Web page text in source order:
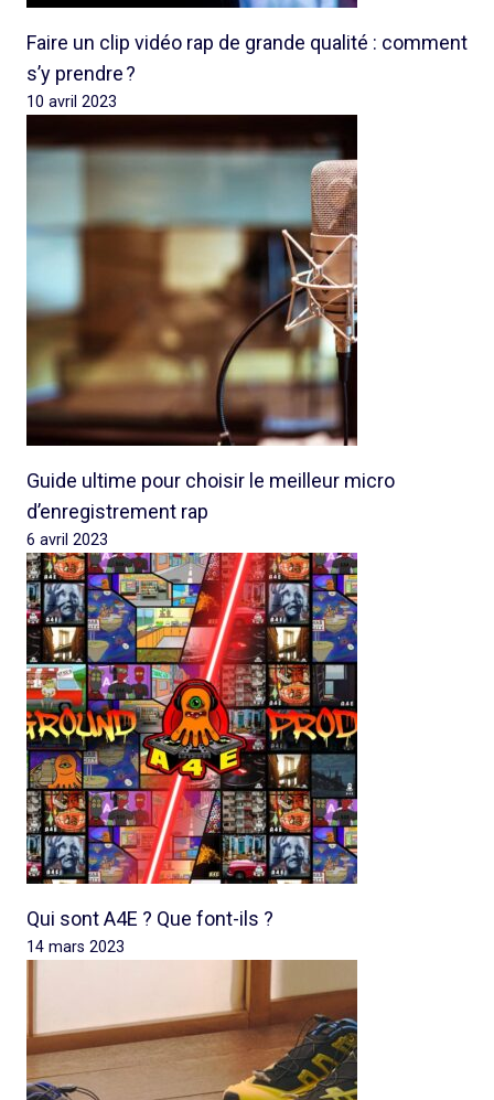
Faire un clip vidéo rap de grande qualité : comment
s’y prendre ?
10 avril 2023
Guide ultime pour choisir le meilleur micro
d’enregistrement rap
6 avril 2023
Qui sont A4E ? Que font-ils ?
14 mars 2023